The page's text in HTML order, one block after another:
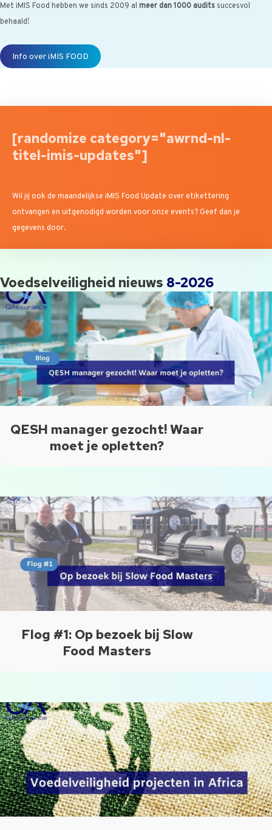
Met iMIS Food hebben we sinds 2009 al meer dan 1000 audits succesvol
behaald!
Info over iMIS FOOD
[randomize category="awrnd-nl-
titel-imis-updates"]
Wil jij ook de maandelijkse iMIS Food Update over etikettering
ontvangen en uitgenodigd worden voor onze events? Geef dan je
gegevens door.
Voedselveiligheid nieuws 8-2026
QESH manager gezocht! Waar
moet je opletten?
Flog #1: Op bezoek bij Slow
Food Masters